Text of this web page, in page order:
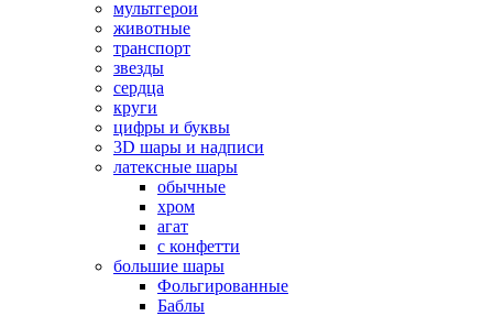
мультгерои
животные
транспорт
звезды
сердца
круги
цифры и буквы
3D шары и надписи
латексные шары
обычные
хром
агат
с конфетти
большие шары
Фольгированные
Баблы